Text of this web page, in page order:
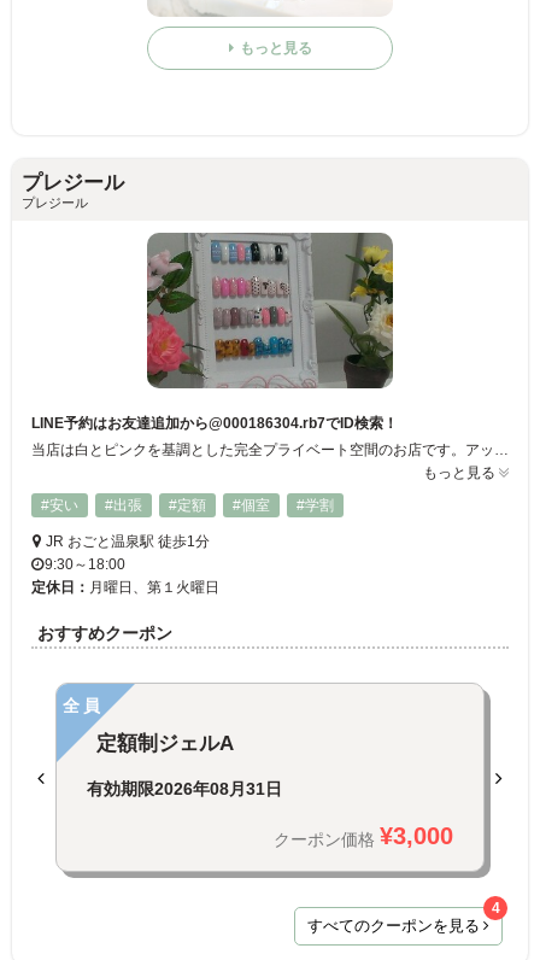
もっと見る
プレジール
プレジール
LINE予約はお友達追加から@000186304.rb7でID検索！
もっと見る
#安い
#出張 #定額 #個室 #学割
JR おごと温泉駅 徒歩1分
9:30～18:00
定休日： 月曜日、第１火曜日
おすすめクーポン
全員
定額制ジェルA
有効期限2026年08月31日
クーポン価格 ¥3,000
すべてのクーポンを見る
4